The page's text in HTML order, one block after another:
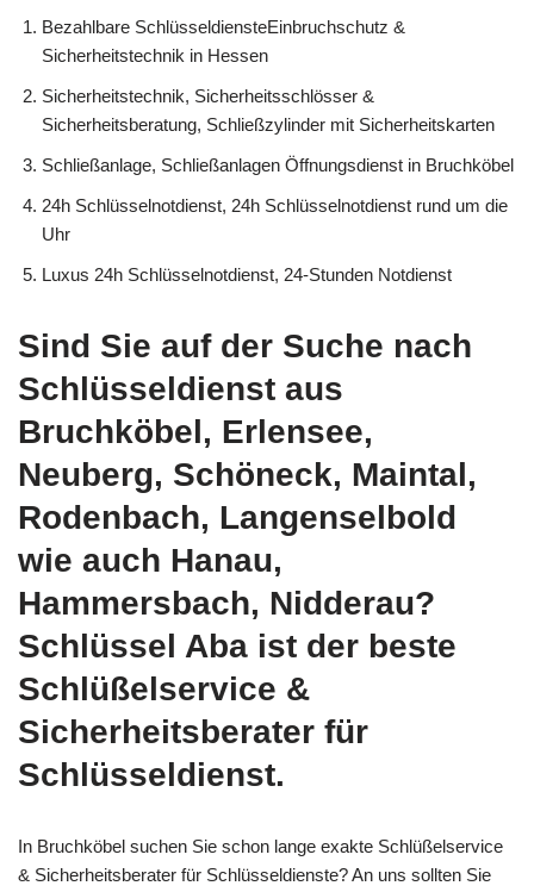
Bezahlbare SchlüsseldiensteEinbruchschutz &
Sicherheitstechnik in Hessen
Sicherheitstechnik, Sicherheitsschlösser &
Sicherheitsberatung, Schließzylinder mit Sicherheitskarten
Schließanlage, Schließanlagen Öffnungsdienst in Bruchköbel
24h Schlüsselnotdienst, 24h Schlüsselnotdienst rund um die
Uhr
Luxus 24h Schlüsselnotdienst, 24-Stunden Notdienst
Sind Sie auf der Suche nach
Schlüsseldienst aus
Bruchköbel, Erlensee,
Neuberg, Schöneck, Maintal,
Rodenbach, Langenselbold
wie auch Hanau,
Hammersbach, Nidderau?
Schlüssel Aba ist der beste
Schlüßelservice &
Sicherheitsberater für
Schlüsseldienst.
In Bruchköbel suchen Sie schon lange exakte Schlüßelservice
& Sicherheitsberater für Schlüsseldienste? An uns sollten Sie